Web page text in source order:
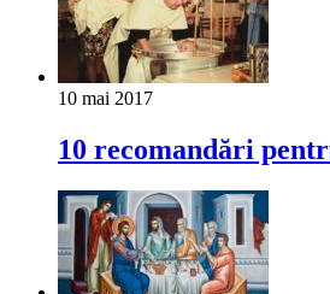
10 mai 2017
10 recomandări